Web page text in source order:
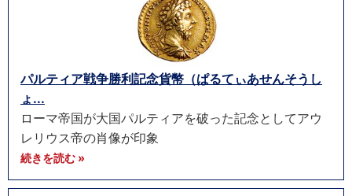
パルティア戦争勝利記念貨幣（ぱるてぃあせんそうし
ょ...
ローマ帝国が大国パルティアを破った記念としてアウ
レリウス帝の肖像が印象
続きを読む »